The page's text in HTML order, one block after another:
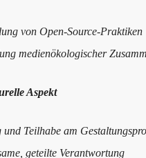
von Open-Source-Praktiken
medienökologischer
Aspekt
Teilhabe am
geteilte Verantwortung